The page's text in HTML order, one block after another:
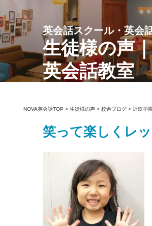
英会話スクール・英会
生徒様の声
英会話教室
NOVA英会話TOP > 生徒様の声 > 校舎ブログ > 近鉄学
笑って楽しくレ